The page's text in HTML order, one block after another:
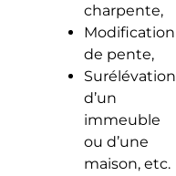
charpente,
Modification
de pente,
Surélévation
d’un
immeuble
ou d’une
maison, etc.